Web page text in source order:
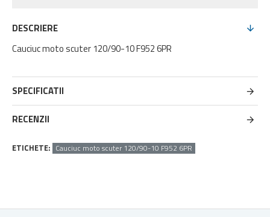
DESCRIERE
Cauciuc moto scuter 120/90-10 F952 6PR
SPECIFICATII
RECENZII
ETICHETE: Cauciuc moto scuter 120/90-10 F952 6PR